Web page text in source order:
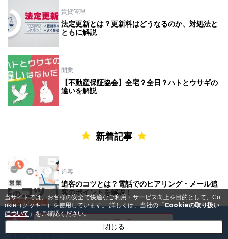
賃貸管理
法定更新とは？更新料はどうなるのか、対処法と
ともに解説
開業
【不動産保証協会】全宅？全日？ハトとウサギの
違いを解説
新着記事
追客
追客のコツとは？電話でのヒアリング・メール追
客のポイントを解説！
メールで資料を受け取る
当サイトでは、お客様の安全で快適なご利用・サービス向上を目的として、Co
okie（クッキー）を使用しています。詳しくは、当社の「Cookieの取り扱い
について 」をご確認ください。
閉じる